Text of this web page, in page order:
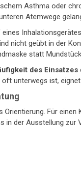
Asthma oder
Atemwege
nicht geübt in der
statt
des Einsatzes
oft unterwegs ist,
Für
in der Ausstellung zur